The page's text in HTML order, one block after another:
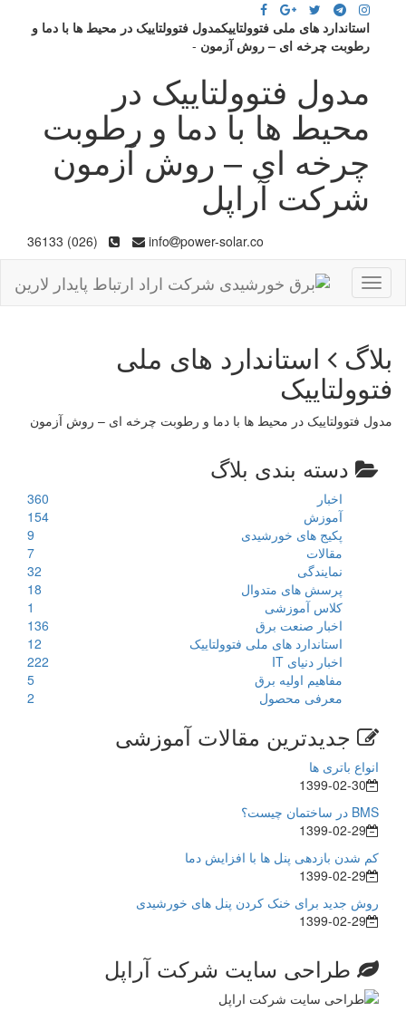
استاندارد های ملی فتوولتاییکمدول فتوولتاییک در محیط ها با دما و
رطوبت چرخه ای – روش آزمون -
مدول فتوولتاییک در
محیط ها با دما و رطوبت
چرخه ای – روش آزمون
شرکت آراپل
info power-solar.co
(026) 36133
Toggle
navigation
بلاگ استاندارد های ملی
فتوولتاییک
مدول فتوولتاییک در محیط ها با دما و رطوبت چرخه ای – روش آزمون
دسته بندی بلاگ
اخبار
360
آموزش
154
پکیج های خورشیدی
9
مقالات
7
نمایندگی
32
پرسش های متدوال
18
کلاس آموزشی
1
اخبار صنعت برق
136
استاندارد های ملی فتوولتاییک
12
اخبار دنیای IT
222
مفاهیم اولیه برق
5
معرفی محصول
2
جدیدترین مقالات آموزشی
انواع باتری ها
1399-02-30
BMS در ساختمان چیست؟
1399-02-29
کم شدن بازدهی پنل ها با افزایش دما
1399-02-29
روش جدید برای خنک کردن پنل های خورشیدی
1399-02-29
طراحی سایت شرکت آراپل